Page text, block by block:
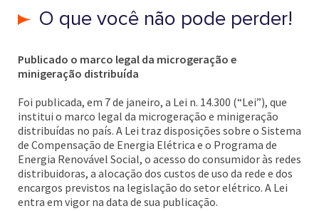
O que você não pode perder!
Publicado o marco legal da microgeração e
minigeração distribuída
Foi publicada, em 7 de janeiro, a Lei n. 14.300 (“Lei”), que
institui o marco legal da microgeração e minigeração
distribuídas no país. A Lei traz disposições sobre o Sistema
de Compensação de Energia Elétrica e o Programa de
Energia Renovável Social, o acesso do consumidor às redes
distribuidoras, a alocação dos custos de uso da rede e dos
encargos previstos na legislação do setor elétrico. A Lei
entra em vigor na data de sua publicação.